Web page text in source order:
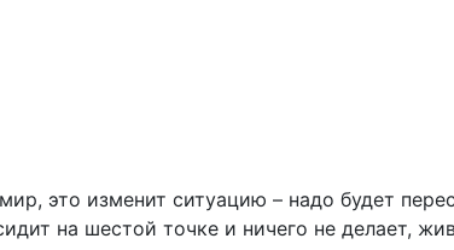
это изменит ситуацию – надо будет
на шестой точке и ничего не делает,